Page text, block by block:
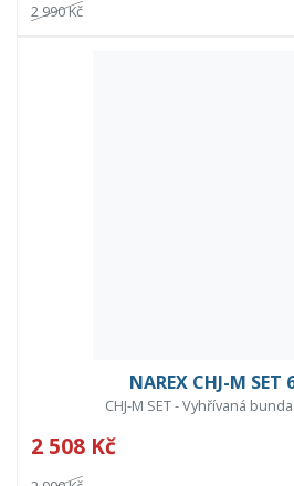
2 990 Kč
NAREX CHJ-M SET
CHJ-M SET - Vyhřívaná
2 508 Kč